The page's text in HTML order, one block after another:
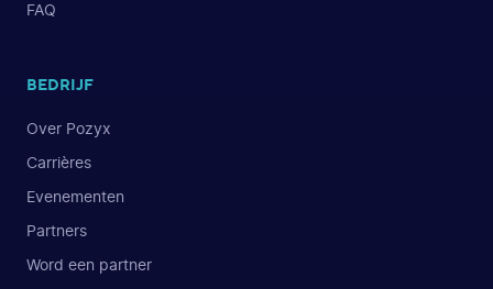
FAQ
BEDRIJF
Over Pozyx
Carrières
Evenementen
Partners
Word een partner